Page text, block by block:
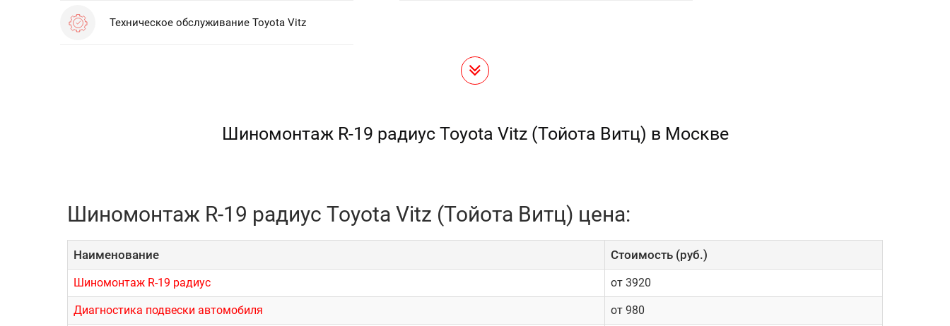
Техническое обслуживание Toyota Vitz
Шиномонтаж R-19 радиус Toyota Vitz (Тойота Витц) в Москве
Шиномонтаж R-19 радиус Toyota Vitz (Тойота Витц) цена:
Наименование Cтоимость (руб.)
Шиномонтаж R-19 радиус от 3920
Диагностика подвески автомобиля от 980